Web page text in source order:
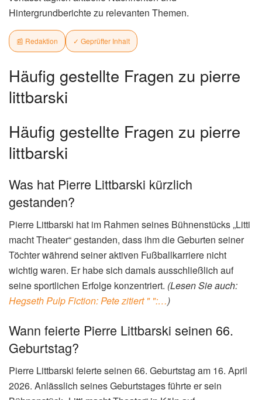
Hintergrundberichte zu relevanten Themen.
📰 Redaktion ✓ Geprüfter Inhalt
Häufig gestellte Fragen zu pierre
littbarski
Häufig gestellte Fragen zu pierre
littbarski
Was hat Pierre Littbarski kürzlich
gestanden?
Pierre Littbarski hat im Rahmen seines Bühnenstücks „Litti
macht Theater“ gestanden, dass ihm die Geburten seiner
Töchter während seiner aktiven Fußballkarriere nicht
wichtig waren. Er habe sich damals ausschließlich auf
seine sportlichen Erfolge konzentriert. (Lesen Sie auch:
Hegseth Pulp Fiction: Pete zitiert " ":…)
Wann feierte Pierre Littbarski seinen 66.
Geburtstag?
Pierre Littbarski feierte seinen 66. Geburtstag am 16. April
2026. Anlässlich seines Geburtstages führte er sein